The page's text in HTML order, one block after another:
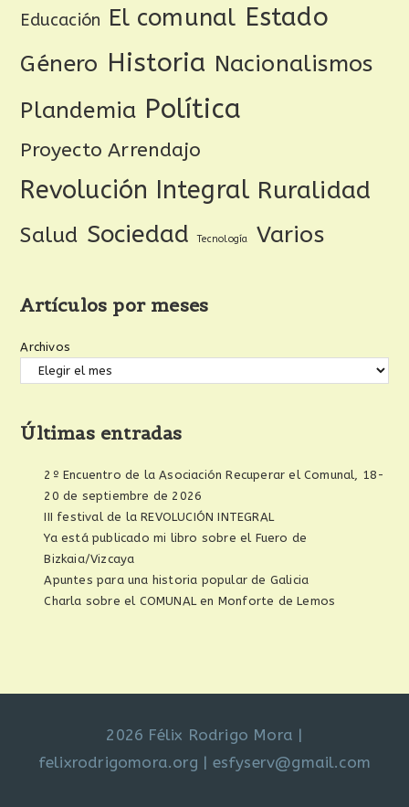
Educación El comunal Estado
Género Historia Nacionalismos
Plandemia Política
Proyecto Arrendajo
Revolución Integral Ruralidad
Salud Sociedad Tecnología Varios
Artículos por meses
Archivos
Últimas entradas
2º Encuentro de la Asociación Recuperar el Comunal, 18-
20 de septiembre de 2026
III festival de la REVOLUCIÓN INTEGRAL
Ya está publicado mi libro sobre el Fuero de
Bizkaia/Vizcaya
Apuntes para una historia popular de Galicia
Charla sobre el COMUNAL en Monforte de Lemos
2026 Félix Rodrigo Mora |
felixrodrigomora.org | esfyserv@gmail.com